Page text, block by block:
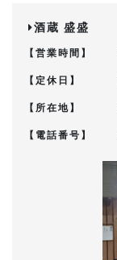
酒蔵 盛盛
【営業時間】
【定休日】
【所在地】
【電話番号】